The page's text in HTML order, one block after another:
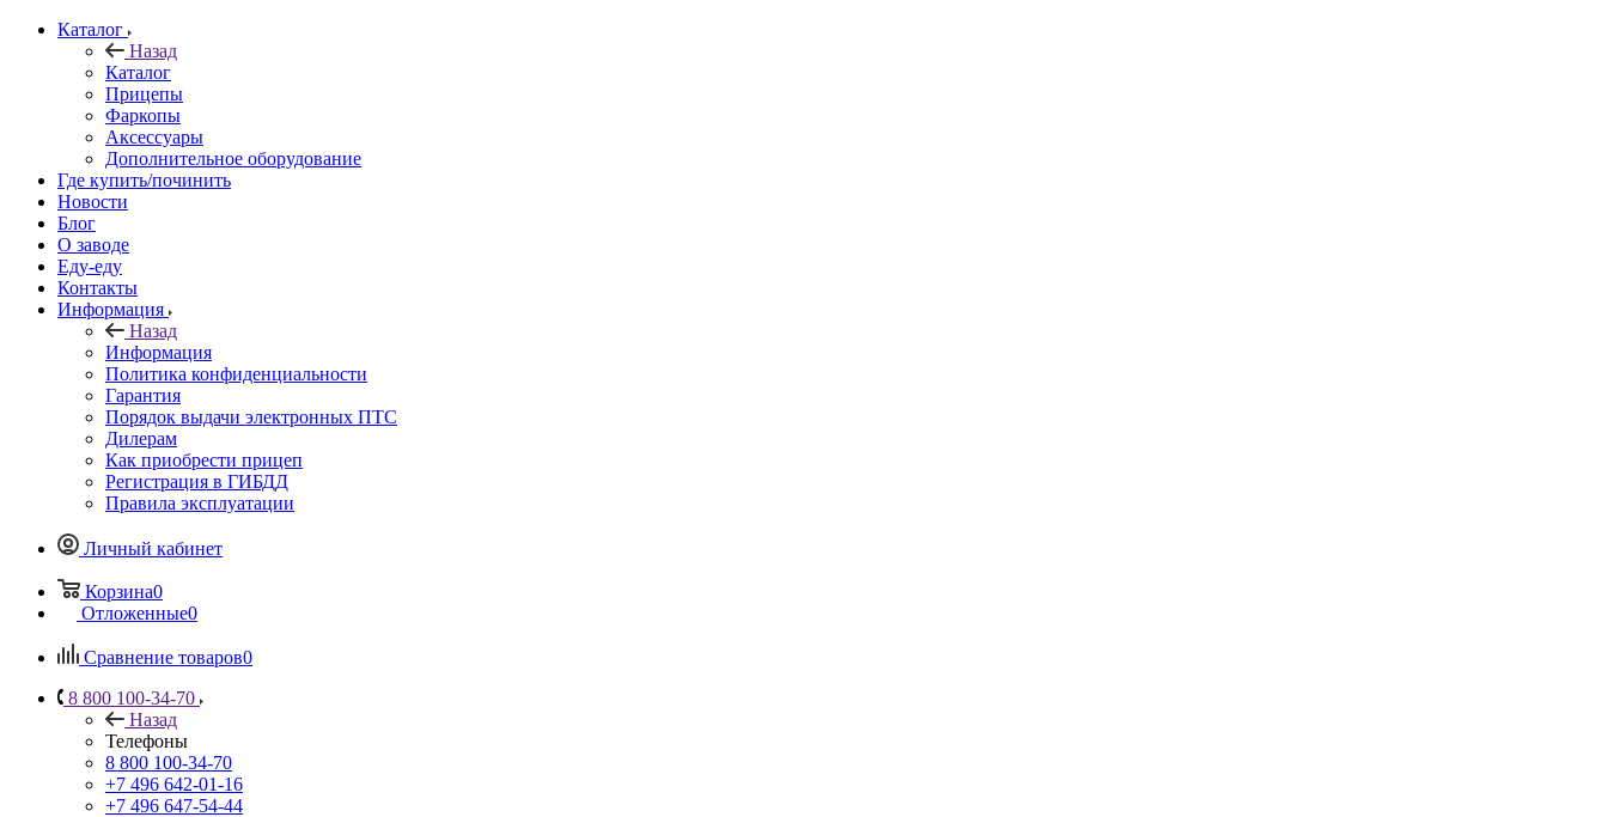
Каталог
Назад
Каталог
Прицепы
Фаркопы
Аксессуары
Дополнительное оборудование
Где купить/починить
Новости
Блог
О заводе
Еду-еду
Контакты
Информация
Назад
Информация
Политика конфиденциальности
Гарантия
Порядок выдачи электронных ПТС
Дилерам
Как приобрести прицеп
Регистрация в ГИБДД
Правила эксплуатации
Личный кабинет
Корзина0
Отложенные0
Сравнение товаров0
8 800 100-34-70
Назад
Телефоны
8 800 100-34-70
+7 496 642-01-16
+7 496 647-54-44